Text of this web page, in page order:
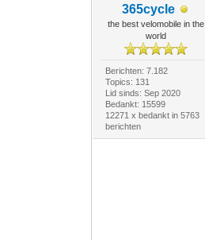
365cycle
the best velomobile in the
world
Berichten: 7.182
Topics: 131
Lid sinds: Sep 2020
Bedankt: 15599
12271 x bedankt in 5763
berichten